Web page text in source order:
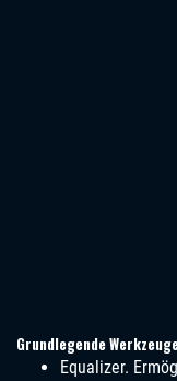
Grundlegende
Equalizer.